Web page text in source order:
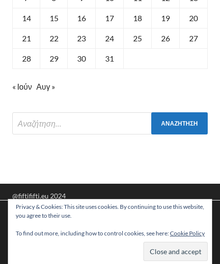
14 15 16 17 18 19 20
21 22 23 24 25 26 27
28 29 30 31
« Ιούν Αυγ »
@fiftififti.eu 2024
Υποστηρίζεται απόWordPressκαιHitMag.
Χρησιμοποιούμε cookies για να σας προσφέρουμε τη
βέλτιστη εμπειρία πλοήγησης στον ιστότοπό μας.
Μπορείτε να μάθετε ποια cookies χρησιμοποιούμε ή να τα
απενεργοποιήσετε στιςρυθμίσεις
Privacy & Cookies: This site uses cookies. By continuing to use this website,
you agree to their use.
To find out more, including how to control cookies, see here:Cookie Policy